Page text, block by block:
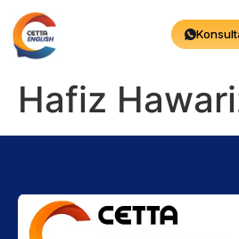
Hafiz